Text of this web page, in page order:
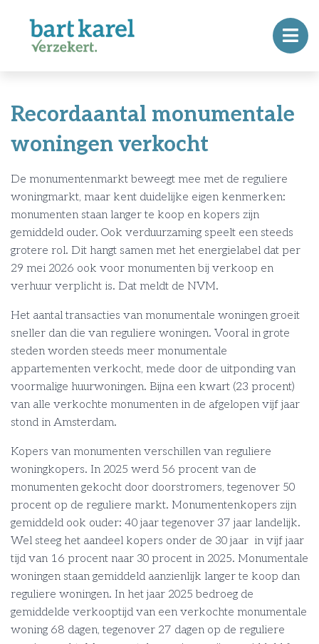
Recordaantal monumentale
woningen verkocht
De monumentenmarkt beweegt mee met de reguliere
woningmarkt, maar kent duidelijke eigen kenmerken:
monumenten staan langer te koop en kopers zijn
gemiddeld ouder. Ook verduurzaming speelt een steeds
grotere rol. Dit hangt samen met het energielabel dat per
29 mei 2026 ook voor monumenten bij verkoop en
verhuur verplicht is. Dat meldt de NVM.
Het aantal transacties van monumentale woningen groeit
sneller dan die van reguliere woningen. Vooral in grote
steden worden steeds meer monumentale
appartementen verkocht, mede door de uitponding van
voormalige huurwoningen. Bijna een kwart (23 procent)
van alle verkochte monumenten in de afgelopen vijf jaar
stond in Amsterdam.
Kopers van monumenten verschillen van reguliere
woningkopers. In 2025 werd 56 procent van de
monumenten gekocht door doorstromers, tegenover 50
procent op de reguliere markt. Monumentenkopers zijn
gemiddeld ook ouder: 40 jaar tegenover 37 jaar landelijk.
Wel steeg het aandeel kopers onder de 30 jaar in vijf jaar
tijd van 16 procent naar 30 procent in 2025. Monumentale
woningen staan gemiddeld aanzienlijk langer te koop dan
reguliere woningen. In het jaar 2025 bedroeg de
gemiddelde verkooptijd van een verkochte monumentale
woning 68 dagen, tegenover 27 dagen op de reguliere